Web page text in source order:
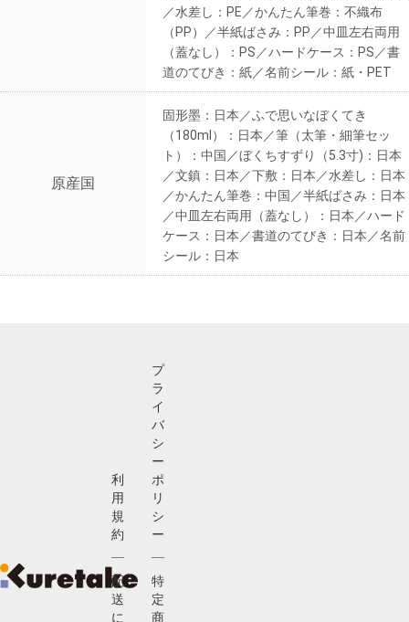
／水差し：PE／かんたん筆巻：不織布
（PP）／半紙ばさみ：PP／中皿左右両用
（蓋なし）：PS／ハードケース：PS／書
道のてびき：紙／名前シール：紙・PET
原産国
固形墨：日本／ふで思いなぼくてき
（180ml）：日本／筆（太筆・細筆セッ
ト）：中国／ぼくちすずり（5.3寸)：日本
／文鎮：日本／下敷：日本／水差し：日本
／かんたん筆巻：中国／半紙ばさみ：日本
／中皿左右両用（蓋なし）：日本／ハード
ケース：日本／書道のてびき：日本／名前
シール：日本
利
用
規
約
配
送
に
プ
ラ
イ
バ
シ
ー
ポ
リ
シ
ー
特
定
商